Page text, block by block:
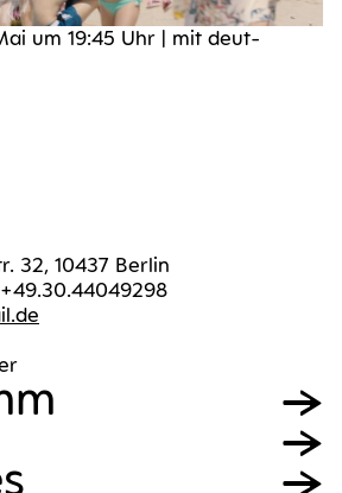
um 19:45 Uhr | mit deut­
32, 10437 Berlin